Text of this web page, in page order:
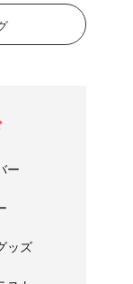
ー
ッズ